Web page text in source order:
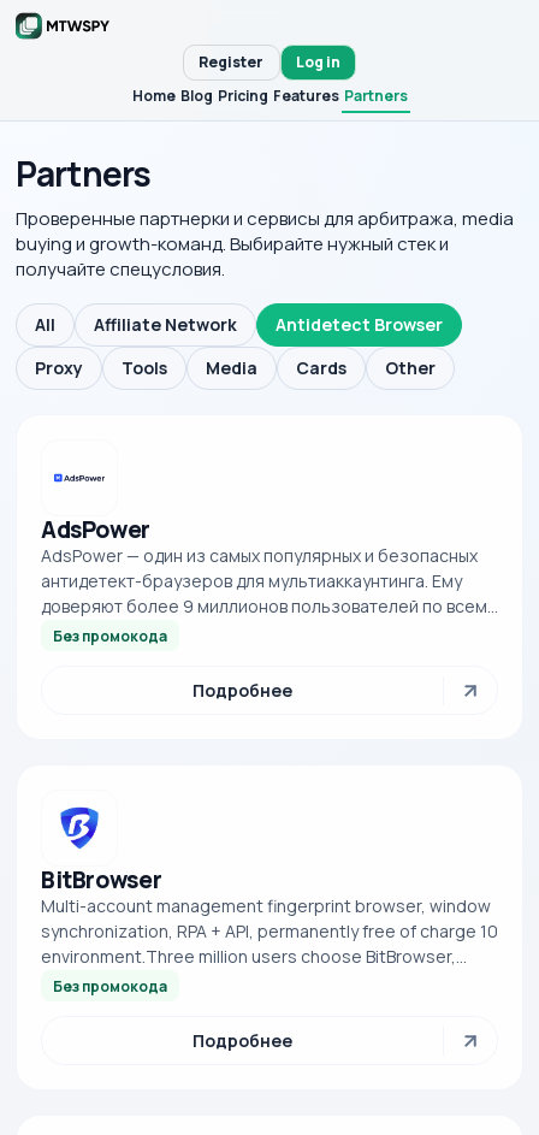
Home Blog Pricing Features Partners
Register Log in
Partners
Проверенные партнерки и сервисы для арбитража, media
buying и growth-команд. Выбирайте нужный стек и
получайте спецусловия.
All Affiliate Network
Antidetect Browser
Proxy
Tools Media Cards Other
AdsPower
AdsPower — один из самых популярных и безопасных
антидетект-браузеров для мультиаккаунтинга. Ему
доверяют более 9 миллионов пользователей по всему
миру. Это решение специально разработа...
Без промокода
Подробнее
BitBrowser
Multi-account management fingerprint browser, window
synchronization, RPA + API, permanently free of charge 10
environment.Three million users choose BitBrowser,
multi-account managemen...
Без промокода
Подробнее